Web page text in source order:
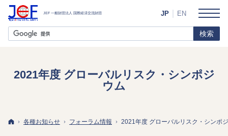
2021年度 グローバルリスク・シンポジ
ウム
ホーム
各種お知らせ フォーラム情報 2021年度 グローバルリスク・シンポ
JP EN